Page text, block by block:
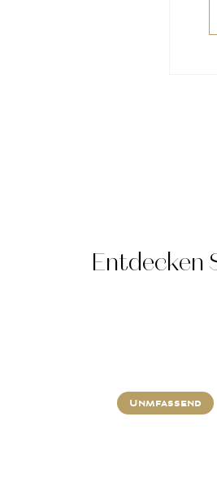
Entdecken
Unmfassend